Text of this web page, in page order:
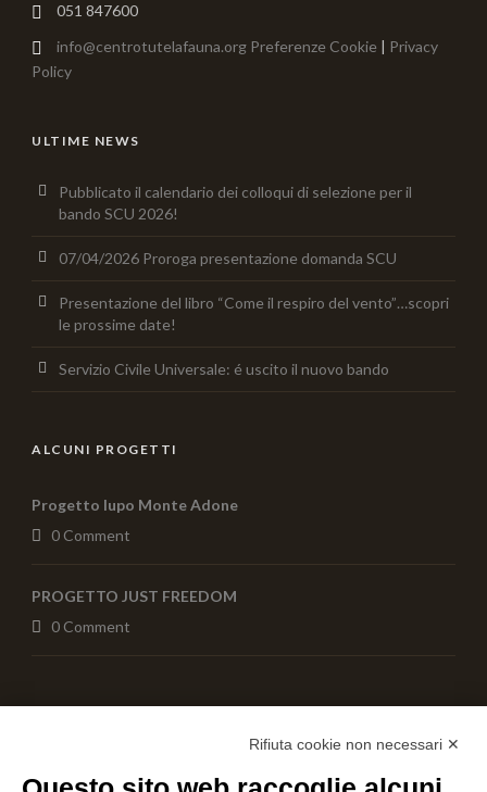
051 847600
info@centrotutelafauna.org Preferenze Cookie
Privacy
Policy
ULTIME NEWS
Pubblicato il calendario dei colloqui di selezione per il
bando SCU 2026!
07/04/2026 Proroga presentazione domanda SCU
Presentazione del libro “Come il respiro del vento”…scopri
le prossime date!
Servizio Civile Universale: é uscito il nuovo bando
ALCUNI PROGETTI
Progetto lupo Monte Adone
0 Comment
PROGETTO JUST FREEDOM
0 Comment
Rifiuta cookie non necessari ✕